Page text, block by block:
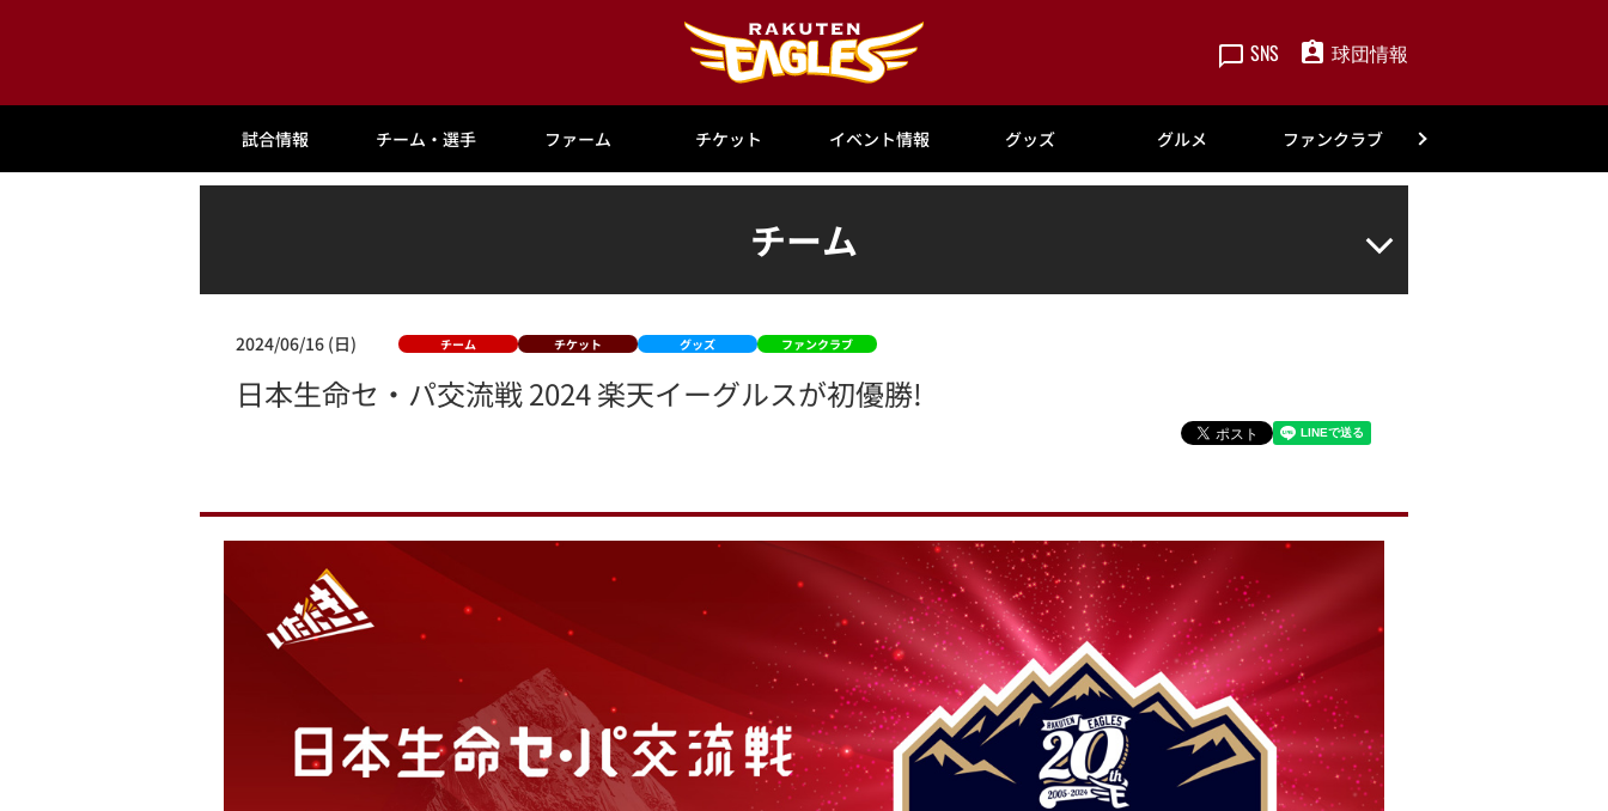
SNS 球団情報
試合情報 チーム・選手 ファーム チケット イベント情報 グッズ グルメ ファンクラブ
チーム
2024/06/16 (日) チーム チケット グッズ ファンクラブ
日本生命セ・パ交流戦 2024 楽天イーグルスが初優勝!